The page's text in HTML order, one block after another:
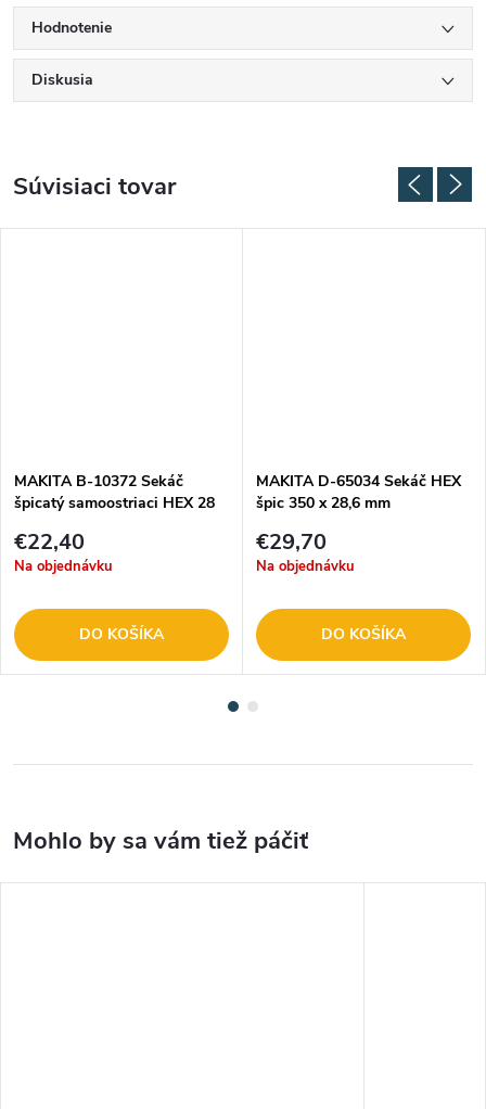
Hodnotenie
Diskusia
Súvisiaci tovar
MAKITA B-10372 Sekáč
špicatý samoostriaci HEX 28
€22,40
Na objednávku
DO KOŠÍKA
MAKITA D-65034 Sekáč HEX
špic 350 x 28,6 mm
€29,70
Na objednávku
DO KOŠÍKA